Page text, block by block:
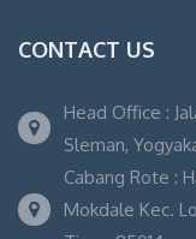
CONTACT US
Head Office :
Sleman,
Cabang Rote :
Mokdale Kec.